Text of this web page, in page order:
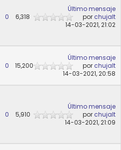
0 6,318
Último mensaje
por chujalt
14-03-2021, 21:02
0 15,200
Último mensaje
por chujalt
14-03-2021, 20:58
0 5,910
Último mensaje
por chujalt
14-03-2021, 21:09